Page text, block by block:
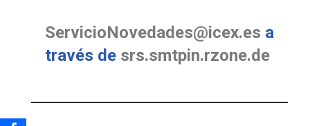
ServicioNovedades@icex.es a
través de srs.smtpin.rzone.de